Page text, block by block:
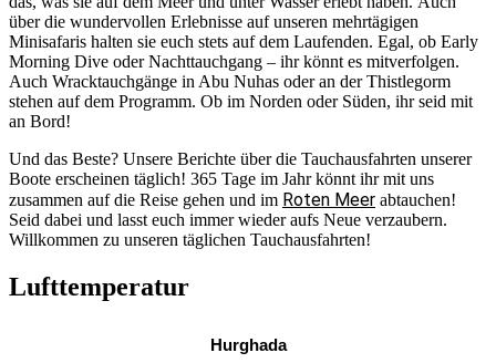
über die wundervollen Erlebnisse auf unseren mehrtägigen
Minisafaris halten sie euch stets auf dem Laufenden. Egal, ob Early
Morning Dive oder Nachttauchgang – ihr könnt es mitverfolgen.
Auch Wracktauchgänge in Abu Nuhas oder an der Thistlegorm
stehen auf dem Programm. Ob im Norden oder Süden, ihr seid mit
an Bord!
Und das Beste? Unsere Berichte über die Tauchausfahrten unserer
Boote erscheinen täglich! 365 Tage im Jahr könnt ihr mit uns
zusammen auf die Reise gehen und im Roten Meer abtauchen!
Seid dabei und lasst euch immer wieder aufs Neue verzaubern.
Willkommen zu unseren täglichen Tauchausfahrten!
Lufttemperatur
Hurghada